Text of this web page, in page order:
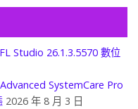
Studio 26.1.3.5570 數位
SystemCare Pro
2026 年 8 月 3 日